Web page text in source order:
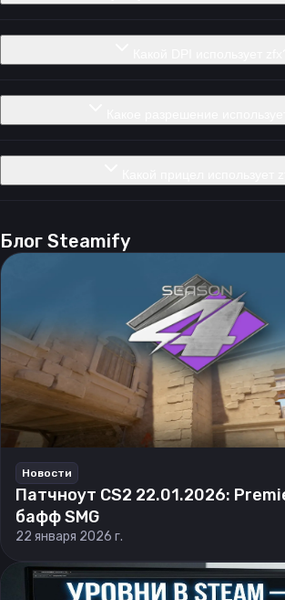
Блог Steamify
Новости
Патчноут CS2 22.01.2026:
бафф SMG
22 января 2026 г.